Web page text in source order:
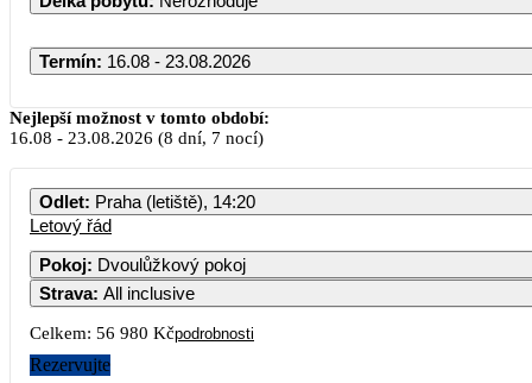
Termín: 16.08 - 23.08.2026
Nejlepší možnost v tomto období:
16.08 - 23.08.2026 (8 dní, 7 nocí)
Odlet: Praha (letiště), 14:20
Letový řád
Pokoj: Dvoulůžkový pokoj
Strava: All inclusive
Celkem: 56 980 Kčpodrobnosti
Rezervujte